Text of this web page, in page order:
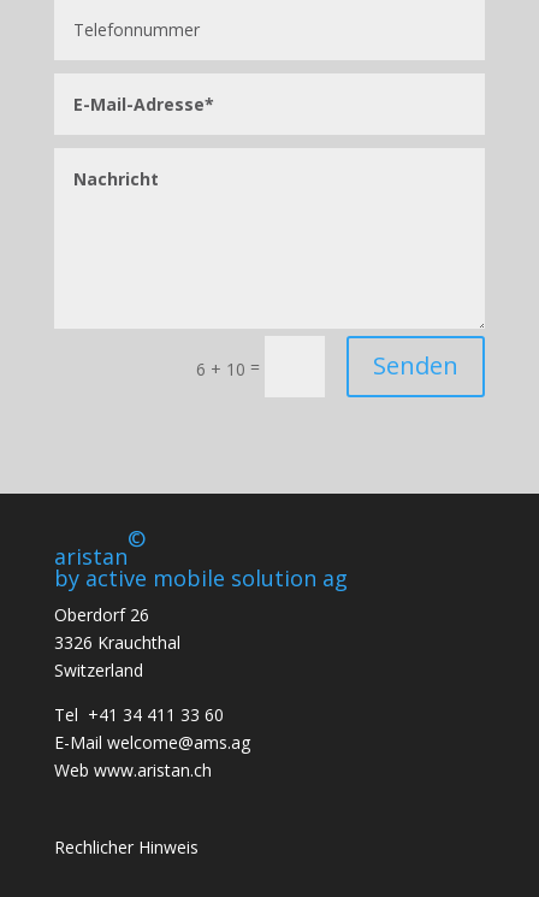
6 + 10 = Senden
aristan
©
by active mobile solution ag
Oberdorf 26
3326 Krauchthal
Switzerland
Tel +41 34 411 33 60
E-Mail welcome@ams.ag
Web www.aristan.ch
Rechlicher Hinweis